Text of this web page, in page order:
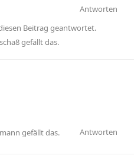
Antworten
Beitrag geantwortet.
gefällt das.
Antworten
gefällt das.